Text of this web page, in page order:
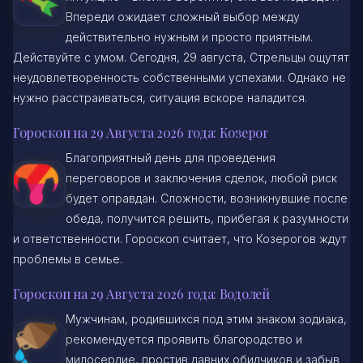
Впереди ожидает сложный выбор между
действительно нужным и просто приятным.
Действуйте с умом. Сегодня, 29 августа, Стрельцы ощутят
неудовлетворенность собственными успехами. Однако не
нужно расстраиваться, ситуация вскоре наладится.
Гороскоп на 29 Августа 2026 года: Козерог
Благоприятный день для проведения
переговоров и заключения сделок, любой риск
будет оправдан. Сложности, возникнувшие после
обеда, получится решить, прибегая к разумности
и ответственности. Гороскоп считает, что Козерогов ждут
проблемы в семье.
Гороскоп на 29 Августа 2026 года: Водолей
Мужчинам, родившихся под этим знаком зодиака,
рекомендуется проявить благородство и
милосердие, простив давних обидчиков и забыв